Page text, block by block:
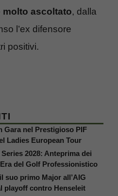
molto ascoltato, dalla
l’ex difensore
positivi.
Gara nel Prestigioso PIF
Ladies European Tour
2028: Anteprima dei
del Golf Professionistico
suo primo Major all’AIG
playoff contro Henseleit